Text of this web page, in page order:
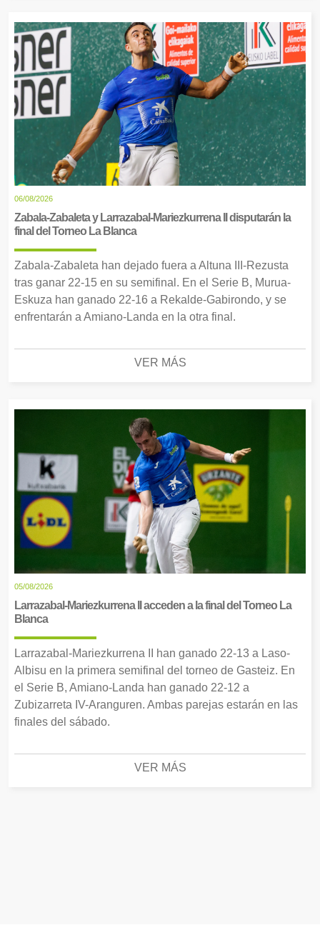
06/08/2026
Zabala-Zabaleta y Larrazabal-Mariezkurrena II disputarán la
final del Torneo La Blanca
Zabala-Zabaleta han dejado fuera a Altuna III-Rezusta
tras ganar 22-15 en su semifinal. En el Serie B, Murua-
Eskuza han ganado 22-16 a Rekalde-Gabirondo, y se
enfrentarán a Amiano-Landa en la otra final.
VER MÁS
05/08/2026
Larrazabal-Mariezkurrena II acceden a la final del Torneo La
Blanca
Larrazabal-Mariezkurrena II han ganado 22-13 a Laso-
Albisu en la primera semifinal del torneo de Gasteiz. En
el Serie B, Amiano-Landa han ganado 22-12 a
Zubizarreta IV-Aranguren. Ambas parejas estarán en las
finales del sábado.
VER MÁS